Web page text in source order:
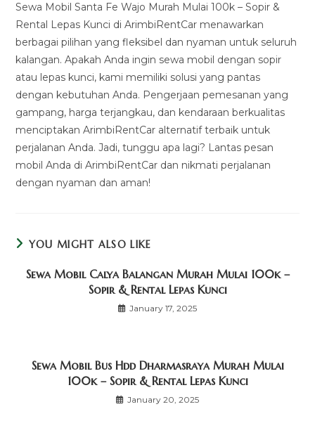
Sewa Mobil Santa Fe Wajo Murah Mulai 100k – Sopir &
Rental Lepas Kunci di ArimbiRentCar menawarkan
berbagai pilihan yang fleksibel dan nyaman untuk seluruh
kalangan. Apakah Anda ingin sewa mobil dengan sopir
atau lepas kunci, kami memiliki solusi yang pantas
dengan kebutuhan Anda. Pengerjaan pemesanan yang
gampang, harga terjangkau, dan kendaraan berkualitas
menciptakan ArimbiRentCar alternatif terbaik untuk
perjalanan Anda. Jadi, tunggu apa lagi? Lantas pesan
mobil Anda di ArimbiRentCar dan nikmati perjalanan
dengan nyaman dan aman!
YOU MIGHT ALSO LIKE
Sewa Mobil Calya Balangan Murah Mulai 100k –
Sopir & Rental Lepas Kunci
January 17, 2025
Sewa Mobil Bus Hdd Dharmasraya Murah Mulai
100k – Sopir & Rental Lepas Kunci
January 20, 2025